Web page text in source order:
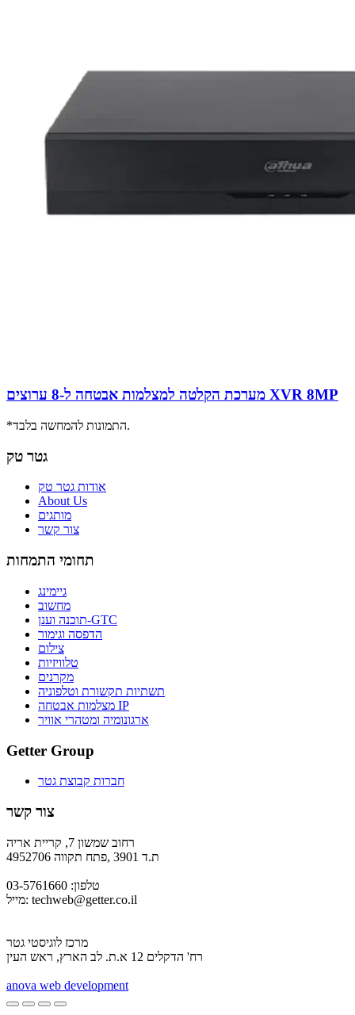
מערכת הקלטה למצלמות אבטחה ל-8 ערוצים XVR 8MP
*התמונות להמחשה בלבד.
גטר טק
אודות גטר טק
About Us
מותגים
צור קשר
תחומי התמחות
גיימינג
מחשוב
תוכנה וענן-GTC
הדפסה וגימור
צילום
טלוויזיות
מקרנים
תשתיות תקשורת וטלפוניה
מצלמות אבטחה IP
ארגונומיה ומטהרי אוויר
Getter Group
חברות קבוצת גטר
צור קשר
רחוב שמשון 7, קריית אריה
ת.ד 3901 ,פתח תקווה 4952706
טלפון: 03-5761660
מייל: techweb@getter.co.il
מרכז לוגיסטי גטר
רח' הדקלים 12 א.ת. לב הארץ, ראש העין
anova web development